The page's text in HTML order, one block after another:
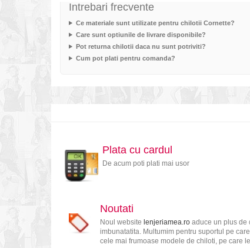
Intrebari frecvente
Ce materiale sunt utilizate pentru chilotii Cornette?
Care sunt optiunile de livrare disponibile?
Pot returna chilotii daca nu sunt potriviti?
Cum pot plati pentru comanda?
Plata cu cardul
De acum poti plati mai usor
Noutati
Noul website lenjeriamea.roaduce un plus de
imbunatatita. Multumim pentru suportul pe
cele mai frumoase modele de chiloti, pe care